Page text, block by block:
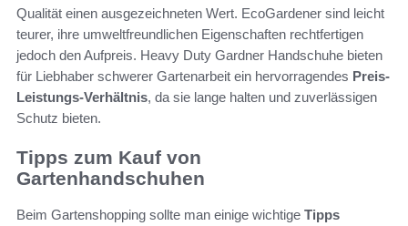
Qualität einen ausgezeichneten Wert. EcoGardener sind leicht
teurer, ihre umweltfreundlichen Eigenschaften rechtfertigen
jedoch den Aufpreis. Heavy Duty Gardner Handschuhe bieten
für Liebhaber schwerer Gartenarbeit ein hervorragendes Preis-
Leistungs-Verhältnis, da sie lange halten und zuverlässigen
Schutz bieten.
Tipps zum Kauf von
Gartenhandschuhen
Beim Gartenshopping sollte man einige wichtige Tipps